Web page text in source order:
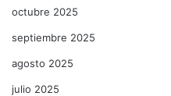
octubre 2025
septiembre 2025
agosto 2025
julio 2025